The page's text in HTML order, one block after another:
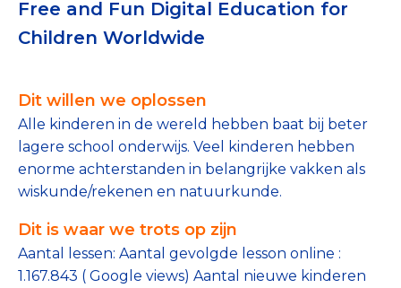
Check het CBF-keurmerk van een goed doel
Tips bij doneren: zo geef je veilig
Data & Onderzoek
Betrouwbare data over goede doelen
CBF-publicaties
State of the Sector
Free and Fun Digital Education for
Children Worldwide
Dit willen we oplossen
Alle kinderen in de wereld hebben baat bij beter
lagere school onderwijs. Veel kinderen hebben
enorme achterstanden in belangrijke vakken als
wiskunde/rekenen en natuurkunde.
Dit is waar we trots op zijn
Aantal lessen: Aantal gevolgde lesson online :
1.167.843 ( Google views) Aantal nieuwe kinderen